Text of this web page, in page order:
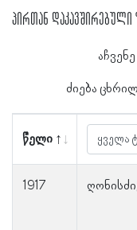
პირთან
აჩვენე
ძიება
წელი
1917